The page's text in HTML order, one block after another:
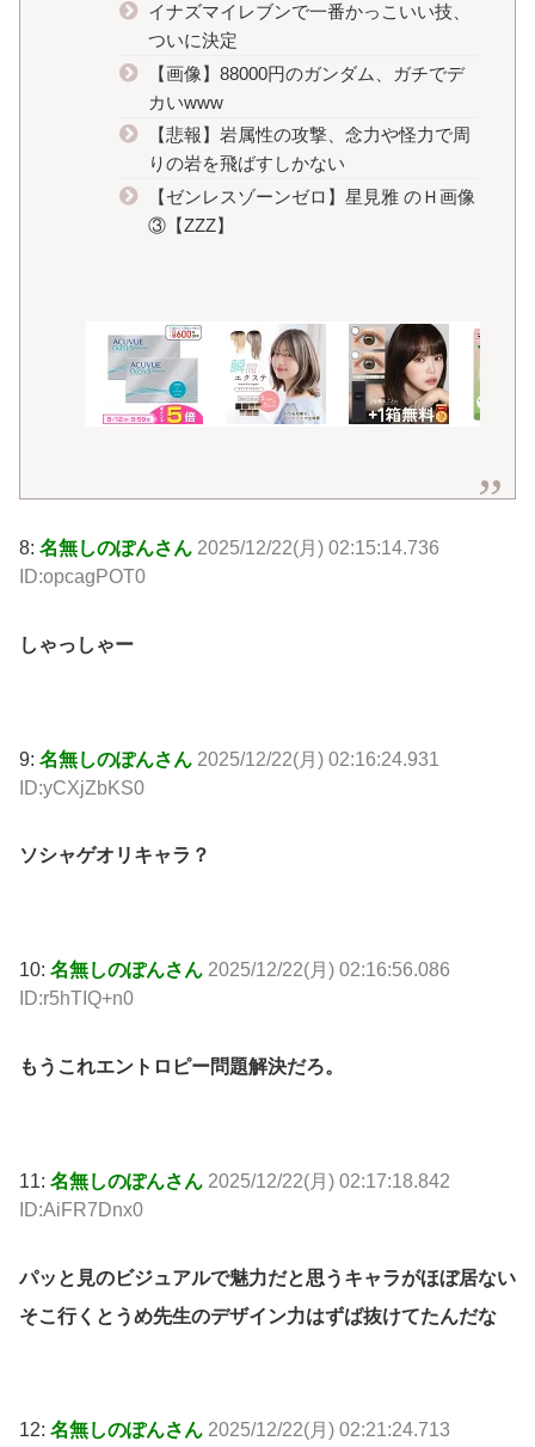
イナズマイレブンで一番かっこいい技、
ついに決定
【画像】88000円のガンダム、ガチでデ
カいwww
【悲報】岩属性の攻撃、念力や怪力で周
りの岩を飛ばすしかない
【ゼンレスゾーンゼロ】星見雅 のＨ画像
③【ZZZ】
8: 名無しのぽんさん 2025/12/22(月) 02:15:14.736
ID:opcagPOT0
しゃっしゃー
9: 名無しのぽんさん 2025/12/22(月) 02:16:24.931
ID:yCXjZbKS0
ソシャゲオリキャラ？
10: 名無しのぽんさん 2025/12/22(月) 02:16:56.086
ID:r5hTIQ+n0
もうこれエントロピー問題解決だろ。
11: 名無しのぽんさん 2025/12/22(月) 02:17:18.842
ID:AiFR7Dnx0
パッと見のビジュアルで魅力だと思うキャラがほぼ居ない
そこ行くとうめ先生のデザイン力はずば抜けてたんだな
12: 名無しのぽんさん 2025/12/22(月) 02:21:24.713